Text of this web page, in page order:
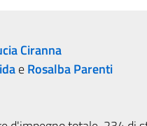
Ciranna
eRosalba Parenti